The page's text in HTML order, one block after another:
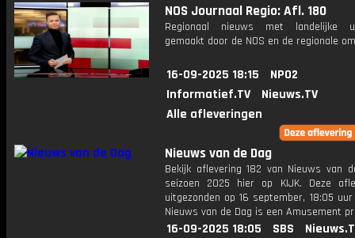
NOS Journaal Regio: Afl. 180
Regionaal nieuws met landelijke
gemaakt door de NOS en de regionale
16-09-2025 18:15
NPO2
Informatief.TV
Nieuws.TV
Alle afleveringen
Nieuws van de Dag
Bekijk aflevering 182 van Nieuws van
seizoen 2025 hier op KIJK. Deze
uitgezonden op 16 september, 18:05
Nieuws van de Dag is een Amusement
16-09-2025 18:05 SBS